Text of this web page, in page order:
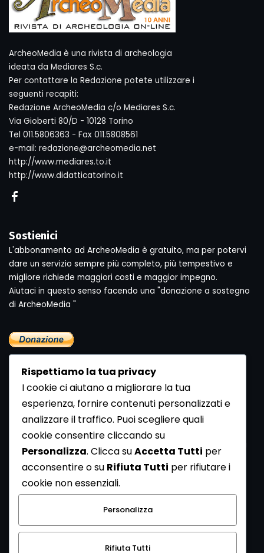
ArcheoMedia è una rivista di archeologia
ideata da Mediares S.c.
Per contattare la Redazione potete utilizzare i
seguenti recapiti:
Redazione ArcheoMedia c/o Mediares S.c.
Via Gioberti 80/D - 10128 Torino
Tel 011.5806363 - Fax 011.5808561
e-mail: redazione@archeomedia.net
http://www.mediares.to.it
http://www.didatticatorino.it
Sostienici
L'abbonamento ad ArcheoMedia è gratuito, ma per potervi
dare un servizio sempre più completo, più tempestivo e
migliore richiede maggiori costi e maggior impegno.
Aiutaci in questo senso facendo una "donazione a sostegno
di ArcheoMedia "
Newsletter
Se vuoi ricevere la Rivista gratuita di archeologia realizzata
dalla Redazione di ArcheoMedia iscriviti alla nostra
Newsletter [Clicca Qui]
Con l'invio del messaggio l'utente dichiara di aver letto
l’informativa sulla privacy e di acconsentire al trattamento
dei propri dati personali.
Rispettiamo la tua privacy
I cookie ci aiutano a migliorare la tua
esperienza, fornire contenuti personalizzati e
analizzare il traffico. Puoi scegliere quali
cookie consentire cliccando su
Personalizza. Clicca suAccetta Tutti per
acconsentire o su Rifiuta Tutti per rifiutare i
cookie non essenziali.
Personalizza
Rifiuta Tutti